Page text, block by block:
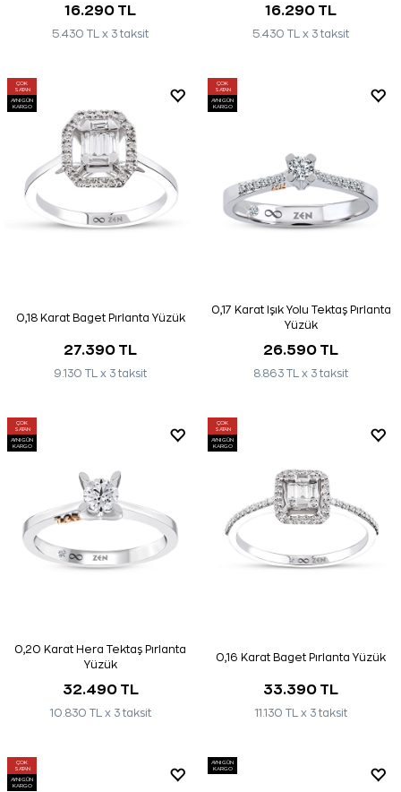
16.290 TL
5.430 TL x 3 taksit
16.290 TL
5.430 TL x 3 taksit
ÇOK
SATAN
AYNI GÜN
KARGO
0,18 Karat Baget Pırlanta Yüzük
27.390 TL
9.130 TL x 3 taksit
ÇOK
SATAN
AYNI GÜN
KARGO
0,17 Karat Işık Yolu Tektaş Pırlanta
Yüzük
26.590 TL
8.863 TL x 3 taksit
ÇOK
SATAN
AYNI GÜN
KARGO
0,20 Karat Hera Tektaş Pırlanta
Yüzük
32.490 TL
10.830 TL x 3 taksit
ÇOK
SATAN
AYNI GÜN
KARGO
0,16 Karat Baget Pırlanta Yüzük
33.390 TL
11.130 TL x 3 taksit
ÇOK
SATAN
AYNI GÜN
KARGO
AYNI GÜN
KARGO